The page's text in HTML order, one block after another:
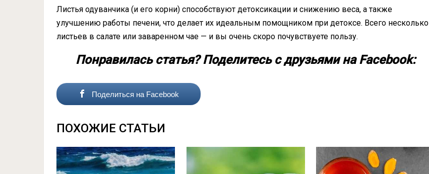
Листья одуванчика (и его корни) способствуют детоксикации и снижению веса, а также
улучшению работы печени, что делает их идеальным помощником при детоксе. Всего несколько
листьев в салате или заваренном чае — и вы очень скоро почувствуете пользу.
Понравилась статья?Поделитесь с друзьями на Facebook:
Поделиться на Facebook
ПОХОЖИЕ СТАТЬИ